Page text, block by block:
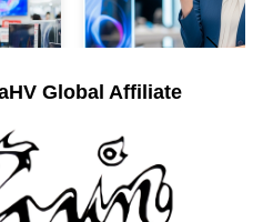
Global Affiliate